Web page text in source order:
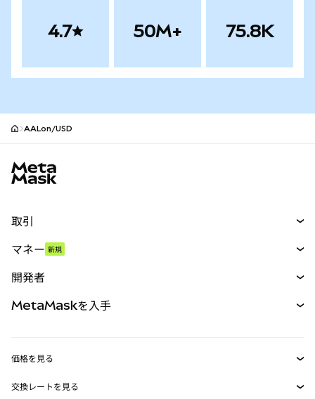
4.7 50M+ 75.8K
AALon/USD
取引
パーペチュアル
RWA
マネー 新規
開発者
MetaMask Connect
MetaMaskを入手
価格を見る
イーサリアムの価格
交換レートを見る